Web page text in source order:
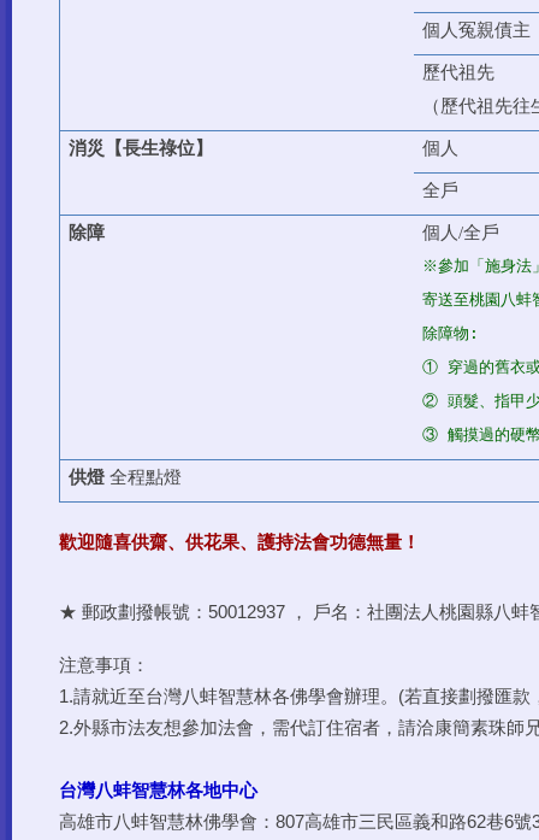
個人冤親債主
歷代祖先
（歷代祖先往
消災【長生祿位】 個人
全戶
除障 個人/全戶
※參加「施身法
寄送至桃園八蚌
除障物:
① 穿過的舊衣
② 頭髮、指甲
③ 觸摸過的硬
供燈全程點燈
歡迎隨喜供齋、供花果、護持法會功德無量！
★ 郵政劃撥帳號：50012937 ， 戶名：社團法人桃園縣八
注意事項：
1.請就近至台灣八蚌智慧林各佛學會辦理。(若直接劃撥匯款
2.外縣市法友想參加法會，需代訂住宿者，請洽康簡素珠師
台灣八蚌智慧林各地中心
高雄市八蚌智慧林佛學會：807高雄市三民區義和路62巷6號